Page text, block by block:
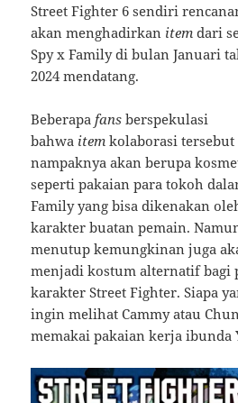
Street Fighter 6 sendiri
akan menghadirkan itemdari
Spy x Family di bulan Januari
2024 mendatang.
Beberapafansberspekulasi
bahwa itemkolaborasi tersebut
nampaknya akan berupa
seperti pakaian para tokoh
Family yang bisa dikenakan
karakter buatan pemain.
menutup kemungkinan juga
menjadi kostum alternatif bagi
karakter Street Fighter. Siapa
ingin melihat Cammy atau
memakai pakaian kerja ibunda